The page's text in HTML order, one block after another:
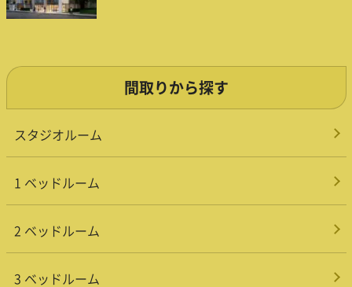
間取りから探す
スタジオルーム
1 ベッドルーム
2 ベッドルーム
3 ベッドルーム